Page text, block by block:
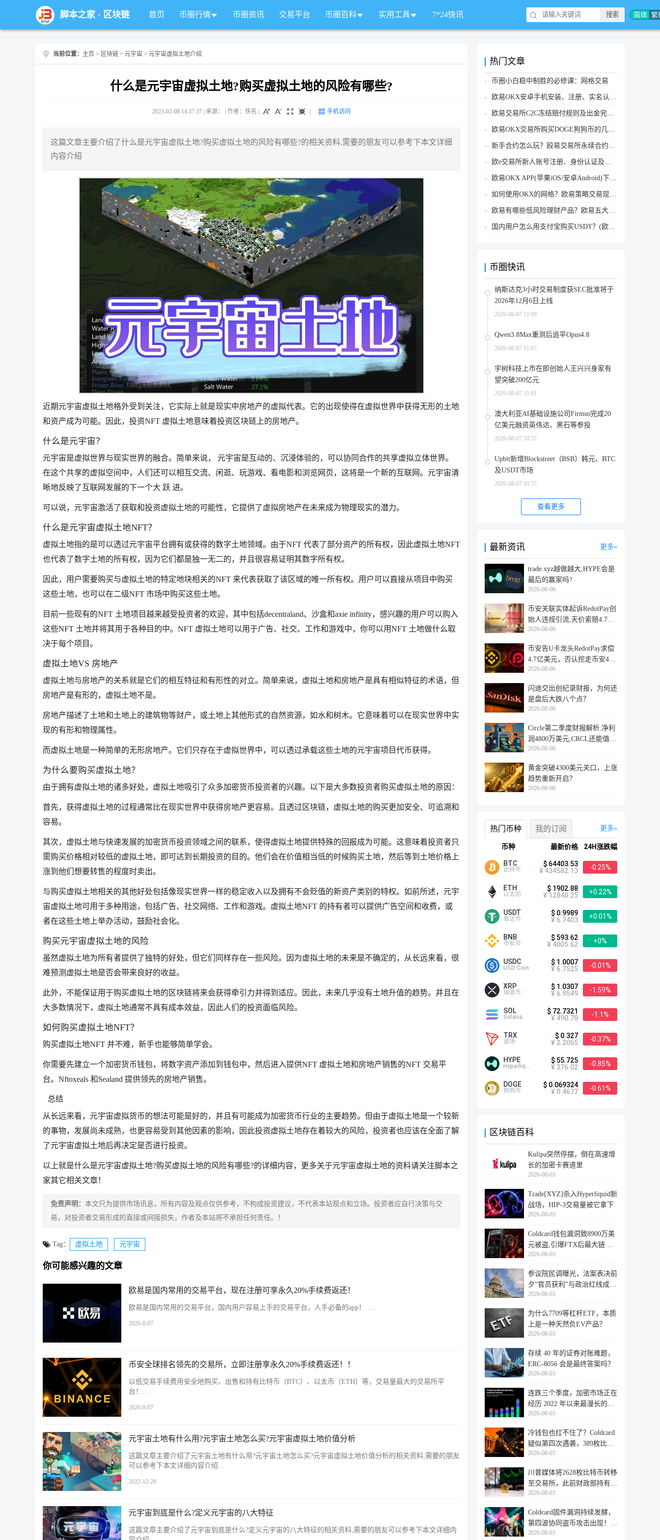
简体 繁
脚本之家· 区块链 首页 币圈行情 币圈资讯 交易平台 币圈百科 实用工具 7*24快讯
当前位置： 主页 > 区块链 > 元宇宙 > 元宇宙虚拟土地介绍
什么是元宇宙虚拟土地?购买虚拟土地的风险有哪些?
2023-02-08 14:37:37 | 来源： | 作者：佚名 手机访问
这篇文章主要介绍了什么是元宇宙虚拟土地?购买虚拟土地的风险有哪些?的相关资料,需要的朋友可以参考下本文详细
内容介绍
近期元宇宙虚拟土地格外受到关注，它实际上就是现实中房地产的虚拟代表。它的出现使得在虚拟世界中获得无形的土地
和资产成为可能。因此，投资NFT 虚拟土地意味着投资区块链上的房地产。
什么是元宇宙？
元宇宙是虚拟世界与现实世界的融合。简单来说， 元宇宙是互动的、沉浸体验的，可以协同合作的共享虚拟立体世界。
在这个共享的虚拟空间中，人们还可以相互交流、闲逛、玩游戏、看电影和浏览网页，这将是一个新的互联网。元宇宙清
晰地反映了互联网发展的下一个大 跃 进。
可以说，元宇宙激活了获取和投资虚拟土地的可能性，它提供了虚拟房地产在未来成为物理现实的潜力。
什么是元宇宙虚拟土地NFT？
虚拟土地指的是可以透过元宇宙平台拥有或获得的数字土地领域。由于NFT 代表了部分资产的所有权，因此虚拟土地NFT
也代表了数字土地的所有权，因为它们都是独一无二的，并且很容易证明其数字所有权。
因此，用户需要购买与虚拟土地的特定地块相关的NFT 来代表获取了该区域的唯一所有权。用户可以直接从项目中购买
这些土地，也可以在二级NFT 市场中购买这些土地。
目前一些现有的NFT 土地项目越来越受投资者的欢迎，其中包括decentraland、沙盒和axie infinity，感兴趣的用户可以购入
这些NFT 土地并将其用于各种目的中。NFT 虚拟土地可以用于广告、社交、工作和游戏中，你可以用NFT 土地做什么取
决于每个项目。
虚拟土地VS 房地产
虚拟土地与房地产的关系就是它们的相互特征和有形性的对立。简单来说，虚拟土地和房地产是具有相似特征的术语，但
房地产是有形的，虚拟土地不是。
房地产描述了土地和土地上的建筑物等财产，或土地上其他形式的自然资源，如水和树木。它意味着可以在现实世界中实
现的有形和物理属性。
而虚拟土地是一种简单的无形房地产。它们只存在于虚拟世界中，可以透过承载这些土地的元宇宙项目代币获得。
为什么要购买虚拟土地？
由于拥有虚拟土地的诸多好处，虚拟土地吸引了众多加密货币投资者的兴趣。以下是大多数投资者购买虚拟土地的原因：
首先，获得虚拟土地的过程通常比在现实世界中获得房地产更容易。且透过区块链，虚拟土地的购买更加安全、可追溯和
容易。
其次，虚拟土地与快速发展的加密货币投资领域之间的联系，使得虚拟土地提供特殊的回报成为可能。这意味着投资者只
需购买价格相对较低的虚拟土地，即可达到长期投资的目的。他们会在价值相当低的时候购买土地，然后等到土地价格上
涨到他们想要转售的程度时卖出。
与购买虚拟土地相关的其他好处包括像现实世界一样的稳定收入以及拥有不会贬值的新资产类别的特权。如前所述，元宇
宙虚拟土地可用于多种用途，包括广告、社交网络、工作和游戏。虚拟土地NFT 的持有者可以提供广告空间和收费，或
者在这些土地上举办活动，鼓励社会化。
购买元宇宙虚拟土地的风险
虽然虚拟土地为所有者提供了独特的好处，但它们同样存在一些风险。因为虚拟土地的未来是不确定的，从长远来看，很
难预测虚拟土地是否会带来良好的收益。
此外，不能保证用于购买虚拟土地的区块链将来会获得牵引力并得到适应。因此，未来几乎没有土地升值的趋势。并且在
大多数情况下，虚拟土地通常不具有成本效益，因此人们的投资面临风险。
如何购买虚拟土地NFT？
购买虚拟土地NFT 并不难，新手也能够简单学会。
你需要先建立一个加密货币钱包，将数字资产添加到钱包中，然后进入提供NFT 虚拟土地和房地产销售的NFT 交易平
台。Nftoxeals 和Sealand 提供领先的房地产销售。
总结
从长远来看，元宇宙虚拟货币的想法可能是好的，并且有可能成为加密货币行业的主要趋势。但由于虚拟土地是一个较新
的事物，发展尚未成熟，也更容易受到其他因素的影响，因此投资虚拟土地存在着较大的风险，投资者也应该在全面了解
了元宇宙虚拟土地后再决定是否进行投资。
以上就是什么是元宇宙虚拟土地?购买虚拟土地的风险有哪些?的详细内容，更多关于元宇宙虚拟土地的资料请关注脚本之
家其它相关文章！
免责声明： 本文只为提供市场讯息，所有内容及观点仅供参考，不构成投资建议，不代表本站观点和立场。投资者应自行决策与交
易，对投资者交易形成的直接或间接损失，作者及本站将不承担任何责任。！
Tag： 虚拟土地 元宇宙
你可能感兴趣的文章
欧易是国内常用的交易平台，现在注册可享永久20%手续费返还！
欧易是国内常用的交易平台，国内用户容易上手的交易平台，人手必备的app！ …
2026-8-07
币安全球排名领先的交易所，立即注册享永久20%手续费返还！！
以低交易手续费用安全地购买、出售和持有比特币（BTC）、以太币（ETH）等，交易量最大的交易所平
台！…
2026-8-07
元宇宙土地有什么用?元宇宙土地怎么买?元宇宙虚拟土地价值分析
这篇文章主要介绍了元宇宙土地有什么用?元宇宙土地怎么买?元宇宙虚拟土地价值分析的相关资料,需要的朋友
可以参考下本文详细内容介绍…
2022-12-28
元宇宙到底是什么?定义元宇宙的八大特征
这篇文章主要介绍了元宇宙到底是什么?定义元宇宙的八大特征的相关资料,需要的朋友可以参考下本文详细内
热门文章
币圈小白稳中制胜的必修课：网格交易
欧易OKX安卓手机安装、注册、实名认证、买币转账新手实操教程
欧易交易所C2C冻结赔付规则及出金完整流程
欧易OKX交易所购买DOGE狗狗币的几个方式汇总
新手合约怎么玩？殴易交易所永续合约操作步骤教程(APP/Web端)
欧e交易所新人账号注册、身份认证及安全设置教程
欧易OKX APP(苹果iOS/安卓Android)下载图文教程
如何使用OKX的网格？欧易策略交易现货网格新手操作流程
欧易有哪些低风险理财产品？欧易五大低风险理财产品详细介绍
国内用户怎么用支付宝购买USDT？(欧易交易所为例)
币圈快讯
纳斯达克3小时交易制度获SEC批准将于
2026年12月6日上线
2026-08-07 11:09
Qwen3.8Max重测后追平Opus4.8
2026-08-07 11:07
宇树科技上市在即创始人王兴兴身家有
望突破200亿元
2026-08-07 11:01
澳大利亚AI基础设施公司Firmus完成20
亿美元融资英伟达、黑石等参投
2026-08-07 10:57
Upbit新增Blockstreet（BSB）韩元、BTC
及USDT市场
2026-08-07 10:57
查看更多
最新资讯 更多
trade.xyz越做越大,HYPE会是
最后的赢家吗?
2026-08-06
币安关联实体起诉RedotPay创
始人违规引流,天价索赔4.728
亿美
2026-08-06
币安告U卡龙头RedotPay求偿
4.7亿美元，否认挖走币安47
万用户
2026-08-06
闪迪交出创纪录财报，为何还
是盘后大跌八个点？
2026-08-06
Circle第二季度财报解析:净利
润4800万美元,CRCL还能值得
投资
2026-08-06
黄金突破4300美元关口，上涨
趋势重新开启？
2026-08-06
更多
热门币种 我的订阅
币种 最新价格 24H涨跌幅
BTC
比特币
$ 64403.53
¥ 434582.13
-0.25%
ETH
以太坊
$ 1902.88
¥ 12840.25
+0.22%
USDT
泰达币
$ 0.9989
¥ 6.7403
+0.01%
BNB
币安币
$ 593.62
¥ 4005.62
+0%
USDC
USD Coin
$ 1.0007
¥ 6.7525
-0.01%
XRP
瑞波币
$ 1.0307
¥ 6.9549
-1.59%
SOL
Solana
$ 72.7321
¥ 490.78
-1.1%
TRX
波场
$ 0.327
¥ 2.2065
-0.37%
HYPE
Hyperliquid
$ 55.725
¥ 376.02
-0.85%
DOGE
狗狗币
$ 0.069324
¥ 0.4677
-0.61%
区块链百科
Kulipa突然停摆，倒在高速增
长的加密卡赛道里
2026-08-03
Trade[XYZ]杀入Hyperliquid新
战场，HIP-3交易量被它拿下
2026-08-03
Coldcard钱包漏洞致8900万美
元被盗,引爆FTX后最大链上
迁移潮
2026-08-03
参议院民调曝光，法案表决前
夕“官员获利”与政治红线成最
大
2026-08-03
为什么7709等杠杆ETF，本质
上是一种天然负EV产品？
2026-08-03
存续 40 年的证券对账难题，
ERC-8056 会是最终答案吗？
2026-08-03
连跌三个季度，加密市场正在
经历 2022 年以来最漫长的退
潮
2026-08-03
冷钱包也扛不住了？Coldcard
疑似第四次遇袭，389枚比特
币失
2026-08-03
川普媒体将2628枚比特币转移
至交易所，此前财政部持有的
比特
2026-08-03
Coldcard固件漏洞持续发酵，
第四波协同盗币攻击出现！
462个
2026-08-03